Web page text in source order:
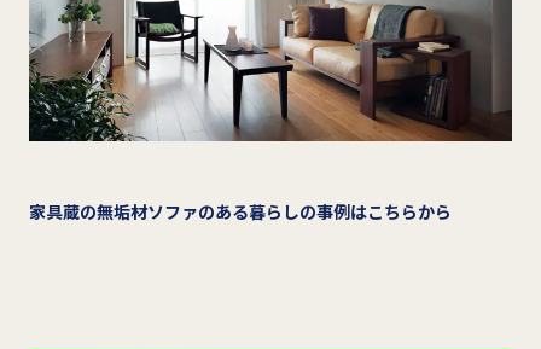
家具蔵の無垢材ソファのある暮らしの事例はこちらから